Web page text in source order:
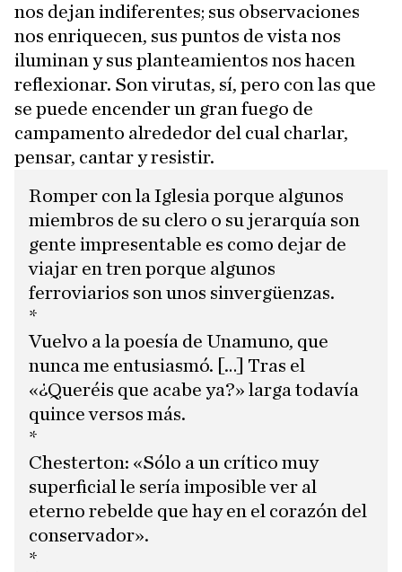
nos dejan indiferentes; sus observaciones
nos enriquecen, sus puntos de vista nos
iluminan y sus planteamientos nos hacen
reflexionar. Son virutas, sí, pero con las que
se puede encender un gran fuego de
campamento alrededor del cual charlar,
pensar, cantar y resistir.
Romper con la Iglesia porque algunos
miembros de su clero o su jerarquía son
gente impresentable es como dejar de
viajar en tren porque algunos
ferroviarios son unos sinvergüenzas.
*
Vuelvo a la poesía de Unamuno, que
nunca me entusiasmó. […] Tras el
«¿Queréis que acabe ya?» larga todavía
quince versos más.
*
Chesterton: «Sólo a un crítico muy
superficial le sería imposible ver al
eterno rebelde que hay en el corazón del
conservador».
*